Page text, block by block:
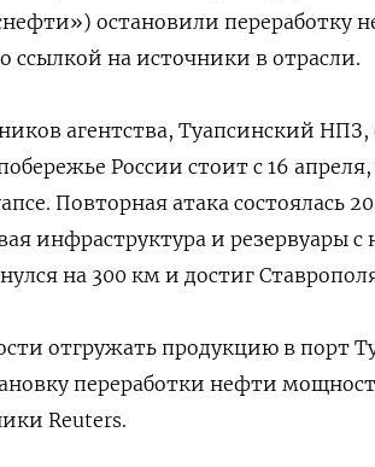
остановили переработку
ссылкой на источники в отрасли.
агентства, Туапсинский
России стоит с 16
Повторная атака состоялась
инфраструктура и резервуары
на 300 км и достиг
отгружать продукцию в порт
переработки нефти
Reuters.